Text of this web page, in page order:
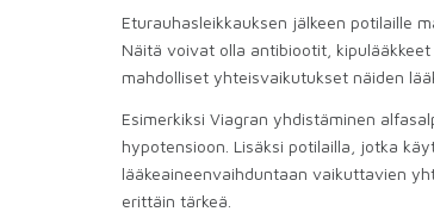
Eturauhasleikkauksen jälkeen potilaille
Näitä voivat olla antibiootit,
mahdolliset yhteisvaikutukset näiden
Esimerkiksi Viagran yhdistäminen
hypotensioon. Lisäksi potilailla, jotka
lääkeaineenvaihduntaan vaikuttavien
erittäin tärkeä.